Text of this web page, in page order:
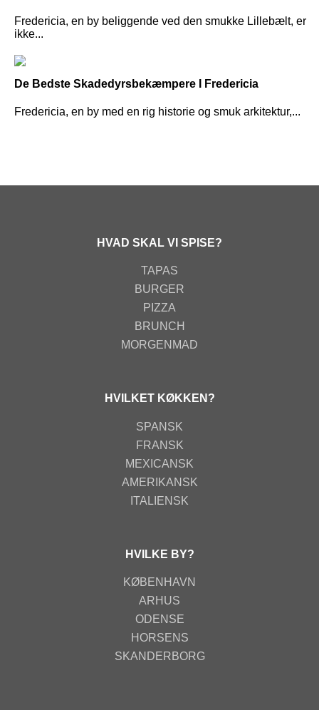
Fredericia, en by beliggende ved den smukke Lillebælt, er
ikke...
De Bedste Skadedyrsbekæmpere I Fredericia
Fredericia, en by med en rig historie og smuk arkitektur,...
HVAD SKAL VI SPISE?
TAPAS
BURGER
PIZZA
BRUNCH
MORGENMAD
HVILKET KØKKEN?
SPANSK
FRANSK
MEXICANSK
AMERIKANSK
ITALIENSK
HVILKE BY?
KØBENHAVN
ARHUS
ODENSE
HORSENS
SKANDERBORG